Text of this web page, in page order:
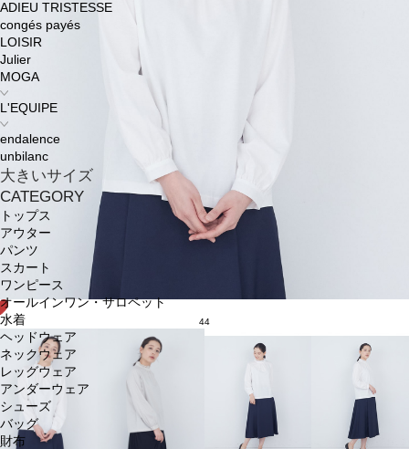
ADIEU TRISTESSE
congés payés
LOISIR
Julier
MOGA
L'EQUIPE
endalence
unbilanc
大きいサイズ
CATEGORY
トップス
アウター
パンツ
スカート
ワンピース
オールインワン・サロペット
水着
ヘッドウェア
ネックウェア
レッグウェア
アンダーウェア
シューズ
バッグ
財布
44